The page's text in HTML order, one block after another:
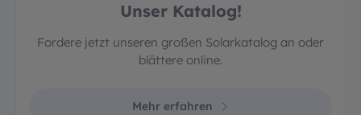
Unser Katalog!
Fordere jetzt unseren großen Solarkatalog an oder
blättere online.
Mehr erfahren